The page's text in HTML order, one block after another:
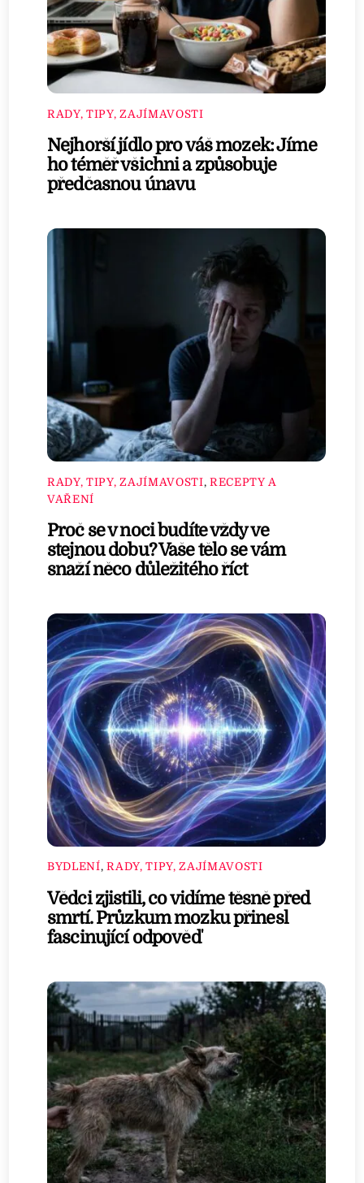
RADY, TIPY, ZAJÍMAVOSTI
Nejhorší jídlo pro váš mozek: Jíme
ho téměř všichni a způsobuje
předčasnou únavu
RADY, TIPY, ZAJÍMAVOSTI, RECEPTY A
VAŘENÍ
Proč se v noci budíte vždy ve
stejnou dobu? Vaše tělo se vám
snaží něco důležitého říct
BYDLENÍ,RADY, TIPY, ZAJÍMAVOSTI
Vědci zjistili, co vidíme těsně před
smrtí. Průzkum mozku přinesl
fascinující odpověď